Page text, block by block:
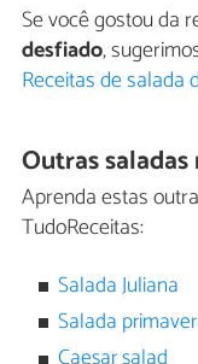
Se você gostou da
desfiado,
Receitas de salada
Outras
Aprenda estas
TudoReceitas:
Salada Juliana
Salada